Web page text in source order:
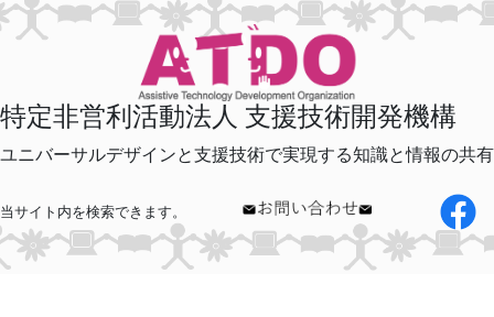
特定非営利活動法人 支援技術開発機構
ユニバーサルデザインと支援技術で実現する知識と情報の共有
当サイト内を検索できます。